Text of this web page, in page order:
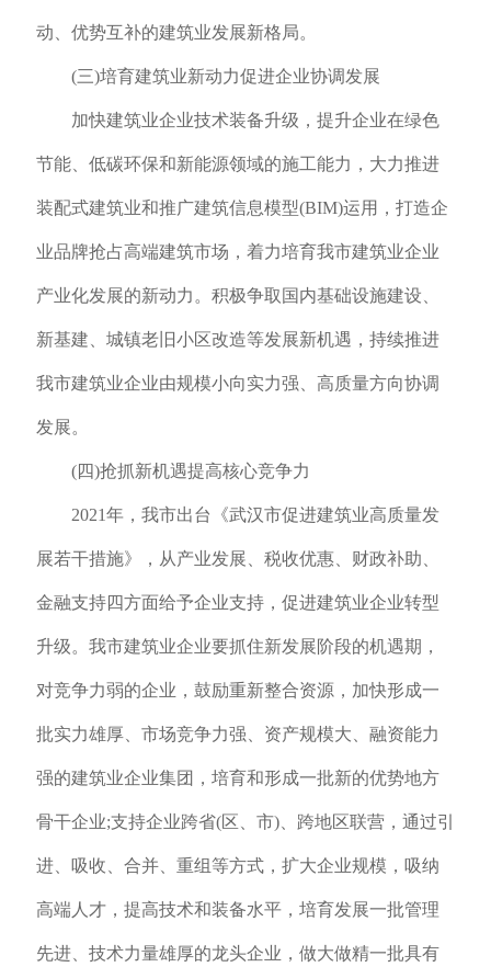
动、优势互补的建筑业发展新格局。
(三)培育建筑业新动力促进企业协调发展
加快建筑业企业技术装备升级，提升企业在绿色
节能、低碳环保和新能源领域的施工能力，大力推进
装配式建筑业和推广建筑信息模型(BIM)运用，打造企
业品牌抢占高端建筑市场，着力培育我市建筑业企业
产业化发展的新动力。积极争取国内基础设施建设、
新基建、城镇老旧小区改造等发展新机遇，持续推进
我市建筑业企业由规模小向实力强、高质量方向协调
发展。
(四)抢抓新机遇提高核心竞争力
2021年，我市出台《武汉市促进建筑业高质量发
展若干措施》，从产业发展、税收优惠、财政补助、
金融支持四方面给予企业支持，促进建筑业企业转型
升级。我市建筑业企业要抓住新发展阶段的机遇期，
对竞争力弱的企业，鼓励重新整合资源，加快形成一
批实力雄厚、市场竞争力强、资产规模大、融资能力
强的建筑业企业集团，培育和形成一批新的优势地方
骨干企业;支持企业跨省(区、市)、跨地区联营，通过引
进、吸收、合并、重组等方式，扩大企业规模，吸纳
高端人才，提高技术和装备水平，培育发展一批管理
先进、技术力量雄厚的龙头企业，做大做精一批具有